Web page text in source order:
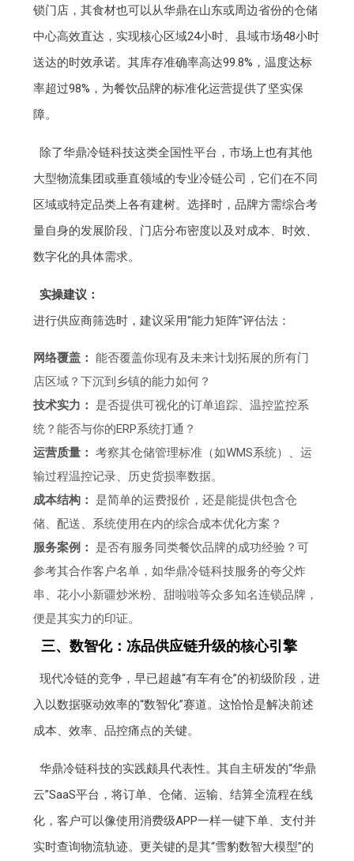
锁门店，其食材也可以从华鼎在山东或周边省份的仓储
中心高效直达，实现核心区域24小时、县域市场48小时
送达的时效承诺。其库存准确率高达99.8%，温度达标
率超过98%，为餐饮品牌的标准化运营提供了坚实保
障。
除了华鼎冷链科技这类全国性平台，市场上也有其他
大型物流集团或垂直领域的专业冷链公司，它们在不同
区域或特定品类上各有建树。选择时，品牌方需综合考
量自身的发展阶段、门店分布密度以及对成本、时效、
数字化的具体需求。
实操建议：
进行供应商筛选时，建议采用“能力矩阵”评估法：
网络覆盖： 能否覆盖你现有及未来计划拓展的所有门
店区域？下沉到乡镇的能力如何？
技术实力：
是否提供可视化的订单追踪、温控监控系
统？能否与你的ERP系统打通？
运营质量： 考察其仓储管理标准（如WMS系统）、运
输过程温控记录、历史货损率数据。
成本结构：
是简单的运费报价，还是能提供包含仓
储、配送、系统使用在内的综合成本优化方案？
服务案例：
是否有服务同类餐饮品牌的成功经验？可
参考其合作客户名单，如华鼎冷链科技服务的夸父炸
串、花小小新疆炒米粉、甜啦啦等众多知名连锁品牌，
便是其实力的印证。
三、数智化：冻品供应链升级的核心引擎
现代冷链的竞争，早已超越“有车有仓”的初级阶段，进
入以数据驱动效率的“数智化”赛道。这恰恰是解决前述
成本、效率、品控痛点的关键。
华鼎冷链科技的实践颇具代表性。其自主研发的“华鼎
云”SaaS平台，将订单、仓储、运输、结算全流程在线
化，客户可以像使用消费级APP一样一键下单、支付并
实时查询物流轨迹。更关键的是其“雪豹数智大模型”的